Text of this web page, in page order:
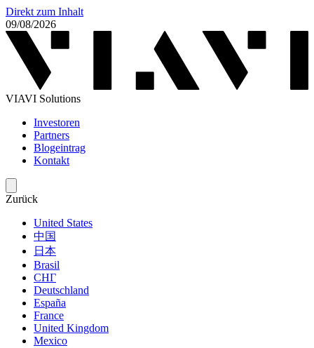
Direkt zum Inhalt
09/08/2026
VIAVI Solutions
Investoren
Partners
Blogeintrag
Kontakt
Zurück
United States
中国
日本
Brasil
СНГ
Deutschland
España
France
United Kingdom
Mexico